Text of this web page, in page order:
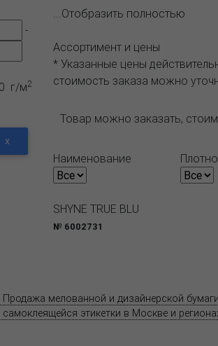
-
г/м2
X
...Отобразить полностью
Ассортимент и цены
* Указанные цены
стоимость заказа можно
Товар можно заказать,
Наименование
SHYNE TRUE BLU
№ 6002731
мелованной и дизайнерской
этикетки в Москве и